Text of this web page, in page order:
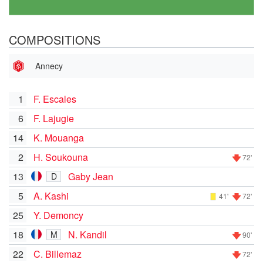
COMPOSITIONS
Annecy
1
F. Escales
6
F. Lajugie
14
K. Mouanga
2
H. Soukouna 72'
13 D
Gaby Jean
5
A. Kashi 41' 72'
25
Y. Demoncy
18
M N. Kandil 90'
22 C. Billemaz 72'